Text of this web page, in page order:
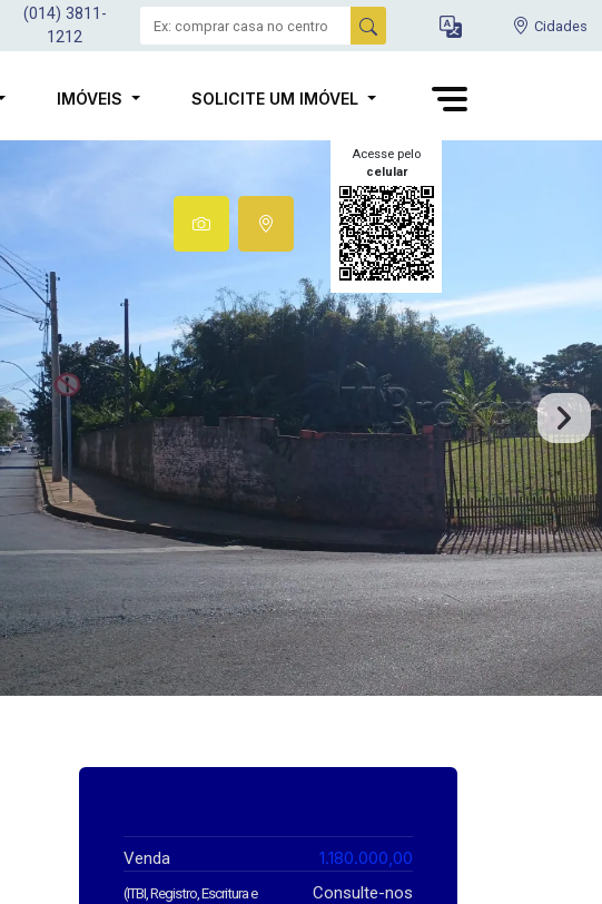
(014) 3811-
1212
Cidades
IMÓVEIS SOLICITE UM IMÓVEL
Acesse pelo
celular
Venda 1.180.000,00
(ITBI, Registro, Escritura e
Consulte-nos